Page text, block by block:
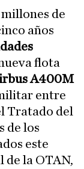
de
años
flota
A400M
entre
Tratado del
de los
este
de la OTAN,